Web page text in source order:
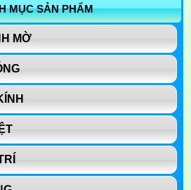
MỤC SẢN PHẨM
MỜ